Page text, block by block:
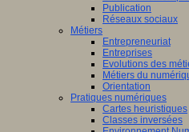
Publication
Réseaux sociaux
Métiers
Entrepreneuriat
Entreprises
Evolutions des
Métiers du
Orientation
Pratiques numériques
Cartes heuristiques
Classes inversées